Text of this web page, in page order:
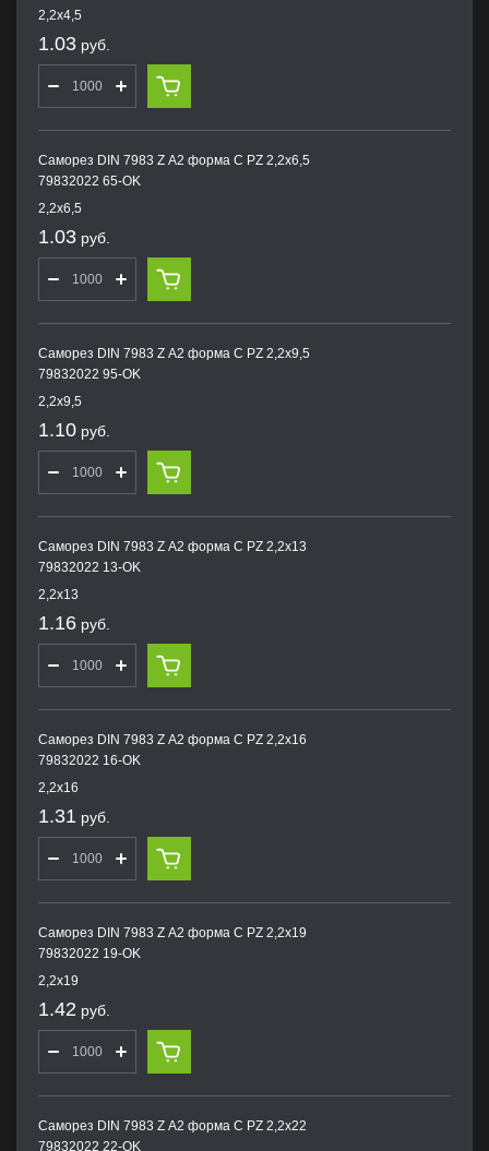
2,2х4,5
1.03 руб.
Саморез DIN 7983 Z А2 форма С PZ 2,2х6,5
79832022 65-OK
2,2х6,5
1.03 руб.
Саморез DIN 7983 Z А2 форма С PZ 2,2х9,5
79832022 95-OK
2,2х9,5
1.10 руб.
Саморез DIN 7983 Z А2 форма С PZ 2,2х13
79832022 13-OK
2,2х13
1.16 руб.
Саморез DIN 7983 Z А2 форма С PZ 2,2х16
79832022 16-OK
2,2х16
1.31 руб.
Саморез DIN 7983 Z А2 форма С PZ 2,2х19
79832022 19-OK
2,2х19
1.42 руб.
Саморез DIN 7983 Z А2 форма С PZ 2,2х22
79832022 22-OK